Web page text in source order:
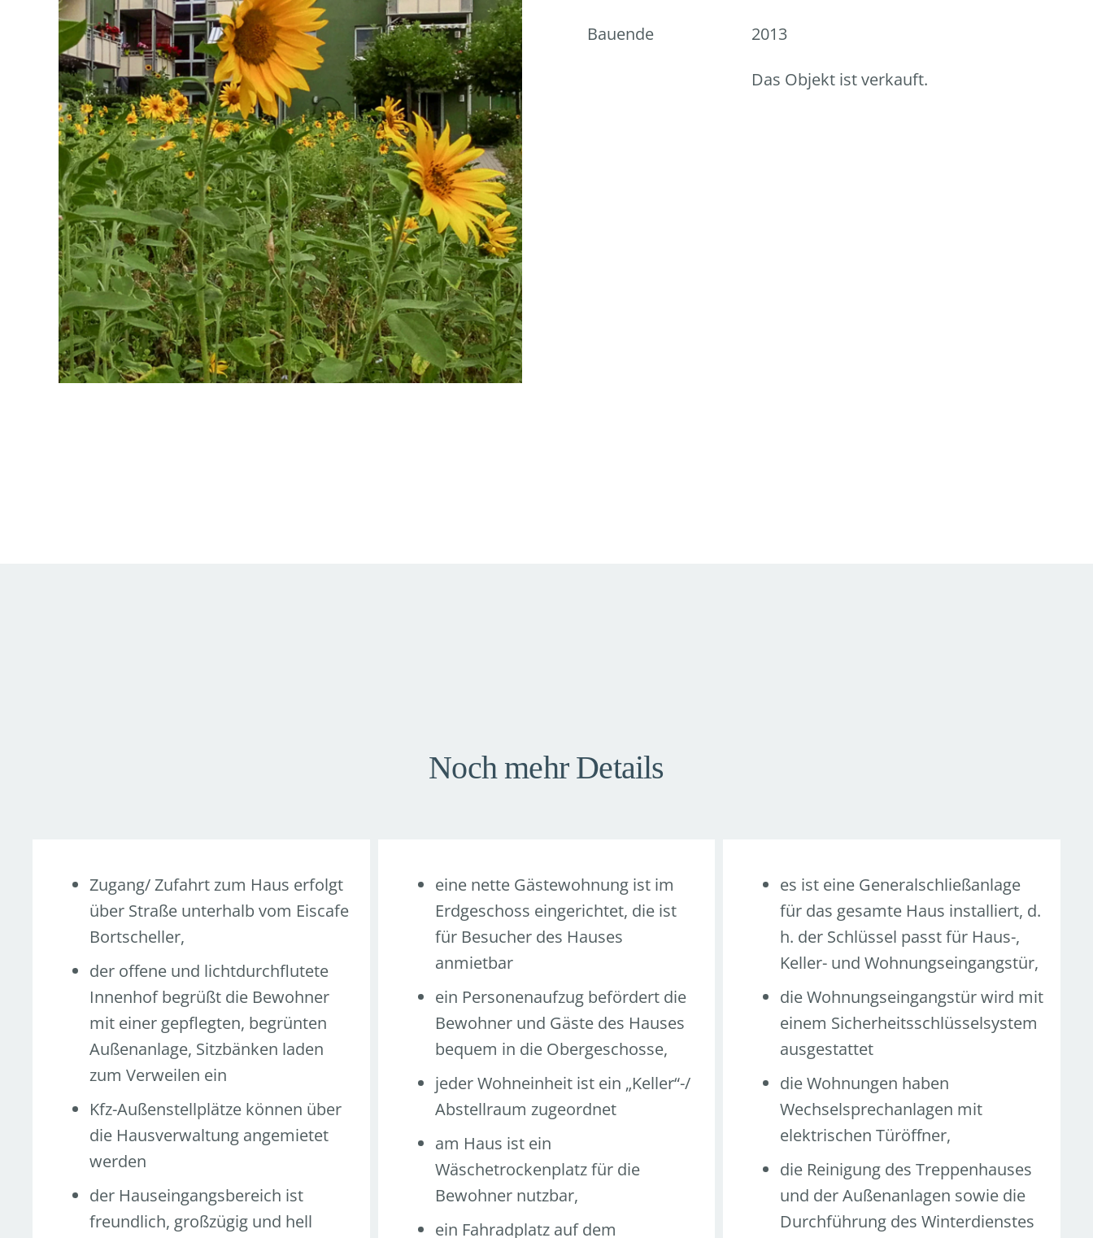
Bauende 2013
Das Objekt ist verkauft.
Noch mehr Details
Zugang/ Zufahrt zum Haus erfolgt
über Straße unterhalb vom Eiscafe
Bortscheller,
der offene und lichtdurchflutete
Innenhof begrüßt die Bewohner
mit einer gepflegten, begrünten
Außenanlage, Sitzbänken laden
zum Verweilen ein
Kfz-Außenstellplätze können über
die Hausverwaltung angemietet
werden
der Hauseingangsbereich ist
freundlich, großzügig und hell
eine nette Gästewohnung ist im
Erdgeschoss eingerichtet, die ist
für Besucher des Hauses
anmietbar
ein Personenaufzug befördert die
Bewohner und Gäste des Hauses
bequem in die Obergeschosse,
jeder Wohneinheit ist ein „Keller“-/
Abstellraum zugeordnet
am Haus ist ein
Wäschetrockenplatz für die
Bewohner nutzbar,
ein Fahradplatz auf dem
es ist eine Generalschließanlage
für das gesamte Haus installiert, d.
h. der Schlüssel passt für Haus-,
Keller- und Wohnungseingangstür,
die Wohnungseingangstür wird mit
einem Sicherheitsschlüsselsystem
ausgestattet
die Wohnungen haben
Wechselsprechanlagen mit
elektrischen Türöffner,
die Reinigung des Treppenhauses
und der Außenanlagen sowie die
Durchführung des Winterdienstes